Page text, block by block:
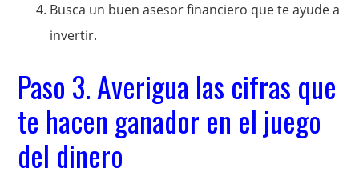
Busca un buen asesor financiero que te ayude a
invertir.
Paso 3. Averigua las cifras que
te hacen ganador en el juego
del dinero